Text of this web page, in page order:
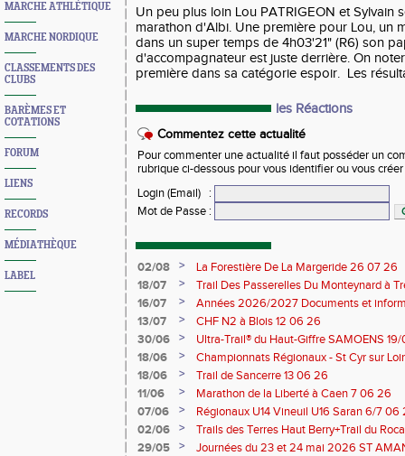
MARCHE ATHLÉTIQUE
MARCHE NORDIQUE
CLASSEMENTS DES
CLUBS
BARÈMES ET
COTATIONS
FORUM
LIENS
RECORDS
MÉDIATHÈQUE
LABEL
Un peu plus loin Lou PATRIGEON et Sylvain
marathon d'Albi. Une première pour Lou, un
dans un super temps de 4h03'21" (R6) son
d'accompagnateur est juste derrière. On
première dans sa catégorie espoir. Les
les Réactions
Commentez cette actualité
Pour commenter une actualité il faut posséder un
rubrique ci-dessous pour vous identifier ou vous
Login (Email)
:
Mot de Passe :
02/08 >
La Forestière De La Margeride 26 07 26
18/07
>
Trail Des Passerelles Du Monteynard à
16/07
>
Années 2026/2027 Documents et
13/07
>
CHF N2 à Blois 12 06 26
30/06
>
Ultra-Trail® du Haut-Giffre SAMOENS
18/06
>
Championnats Régionaux - St Cyr sur
Saran 13/14 06 26
18/06 >
Trail de Sancerre 13 06 26
11/06
>
Marathon de la Liberté à Caen 7 06 26
07/06
>
Régionaux U14 Vineuil U16 Saran 6/7 06
02/06
>
Trails des Terres Haut Berry+Trail du
du Berry 30/31 05 2026
29/05 >
Journées du 23 et 24 mai 2026 ST